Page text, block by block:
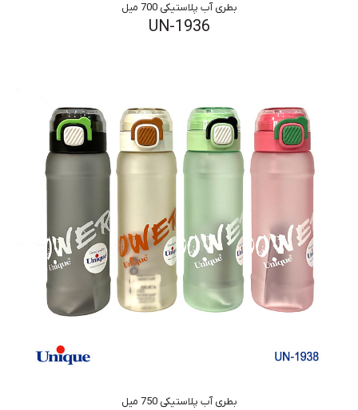
بطری آب پلاستیکی 700 میل
UN-1936
بطری آب پلاستیکی 750 میل